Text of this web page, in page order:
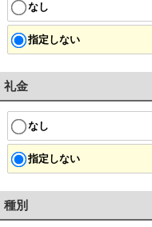
なし
指定しない
礼金
なし
指定しない
種別